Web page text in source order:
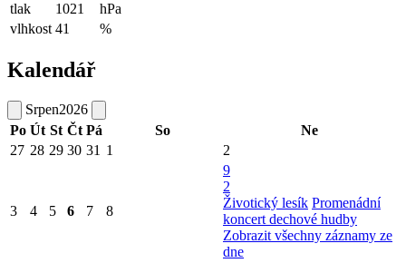
tlak
1021
hPa
vlhkost 41 %
Kalendář
Srpen2026
Po Út St Čt Pá So
Ne
27 28 29 30 31 1 2
3 4 5 6 7 8
9
2
Životický lesík Promenádní
koncert dechové hudby
Zobrazit všechny záznamy ze
dne